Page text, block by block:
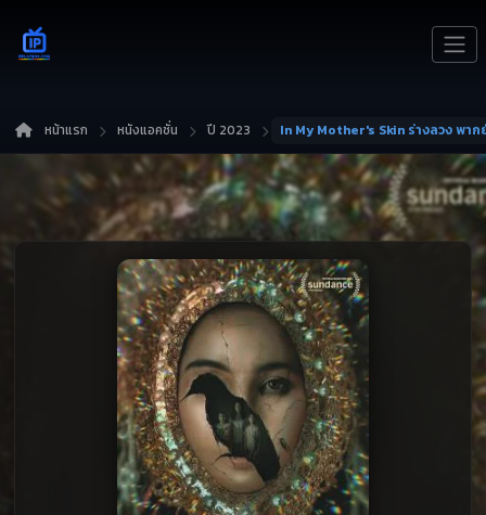
หน้าแรก หนังแอคชั่น ปี 2023 In My Mother's Skin ร่างลวง พาก